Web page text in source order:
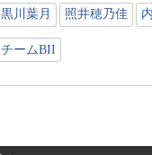
黒川葉月 照井穂乃佳
チームBII